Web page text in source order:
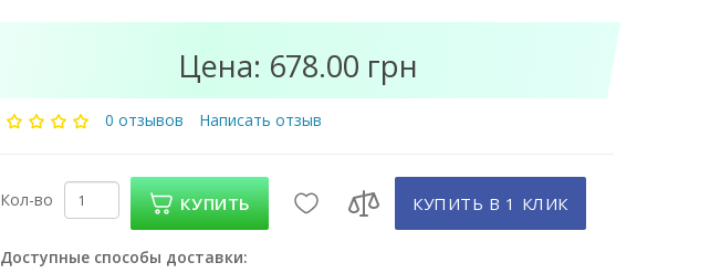
Цена: 678.00 грн
0 отзывов Написать отзыв
Кол-во КУПИТЬ КУПИТЬ В 1 КЛИК
Доступные способы доставки: